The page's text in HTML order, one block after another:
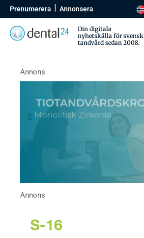
Prenumerera Annonsera
Din digitala
nyhetskälla för svensk
tandvård sedan 2008.